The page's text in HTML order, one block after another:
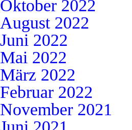
Oktober 2022
August 2022
Juni 2022
Mai 2022
März 2022
Februar 2022
November 2021